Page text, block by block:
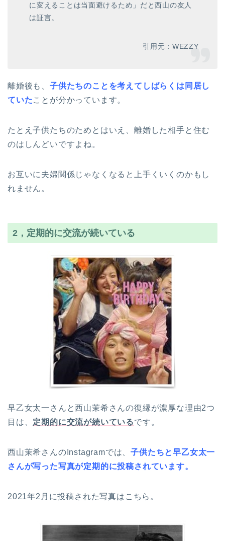
に変えることは当面避けるため」だと西山の友人
は証言。
引用元：WEZZY
離婚後も、 子供たちのことを考えてしばらくは同居し
ていたことが分かっています。
たとえ子供たちのためとはいえ、離婚した相手と住む
のはしんどいですよね。
お互いに夫婦関係じゃなくなると上手くいくのかもし
れません。
2，定期的に交流が続いている
早乙女太一さんと西山茉希さんの復縁が濃厚な理由2つ
目は、 定期的に交流が続いているです。
西山茉希さんのInstagramでは、子供たちと早乙女太一
さんが写った写真が定期的に投稿されています。
2021年2月に投稿された写真はこちら。